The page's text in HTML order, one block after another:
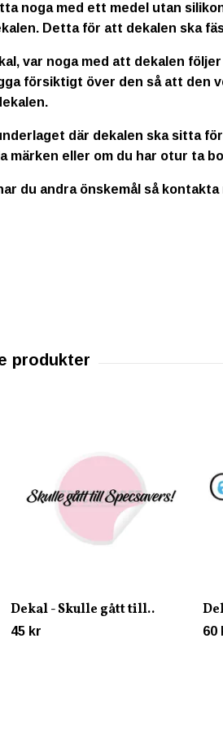
noga med ett medel utan
Detta för att dekalen ska
var noga med att dekalen
försiktigt över den så att den
där dekalen ska sitta
märken eller om du har otur ta
du andra önskemål så kontakta
Dekal - Skulle gått till..
45 kr 60